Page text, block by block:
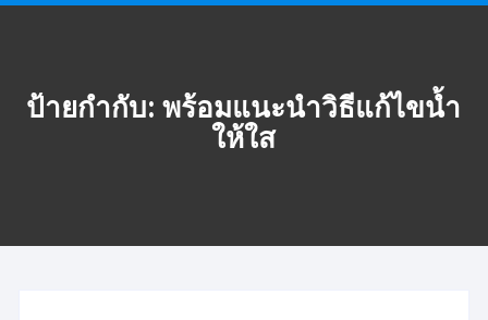
ป้ายกำกับ:พร้อมแนะนำวิธีแก้ไขน้ำ
ให้ใส